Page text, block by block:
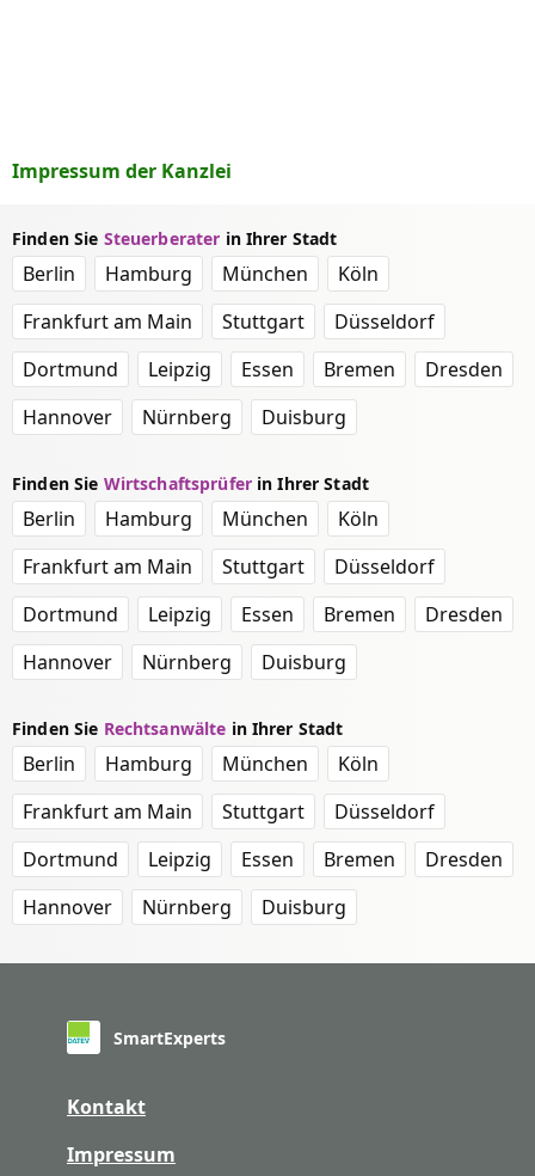
Impressum der Kanzlei
Finden Sie Steuerberater in Ihrer Stadt
Berlin Hamburg München
Köln
Frankfurt am Main
Stuttgart
Düsseldorf
Dortmund
Leipzig Essen Bremen
Dresden
Hannover
Nürnberg Duisburg
Finden Sie Wirtschaftsprüferin Ihrer Stadt
Berlin Hamburg München
Köln
Frankfurt am Main
Stuttgart
Düsseldorf
Dortmund
Leipzig Essen Bremen
Dresden
Hannover
Nürnberg Duisburg
Finden Sie Rechtsanwälte in Ihrer Stadt
Berlin Hamburg München
Köln
Frankfurt am Main
Stuttgart
Düsseldorf
Dortmund
Leipzig Essen Bremen
Dresden
Hannover
Nürnberg Duisburg
SmartExperts
Kontakt
Impressum